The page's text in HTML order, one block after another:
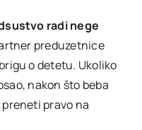
radi nege
preduzetnice
o detetu. Ukoliko
nakon što beba
pravo na